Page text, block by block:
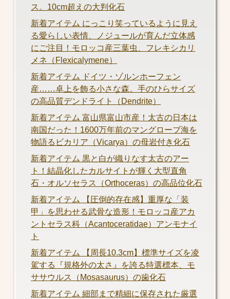
ス。10cm超えの大判化石
新着アイテム にっこり笑っているように見え
る愛らしい表情、ノジュールが育んだ立体感
にご注目！モロッコ産三葉虫、フレキシカリ
メネ（Flexicalymene）
新着アイテム ドイツ・ゾルンホーフェン
産……卓上を飾る小さな森。手のひらサイズ
の高品質デンドライト（Dendrite）
新着アイテム 富山県富山市産！太古の日本は
南国だった！1600万年前のマングローブ海を
物語るビカリア（Vicarya）の母岩付き化石
新着アイテム 黒と白が織りなす太古のアー
ト！結晶化したカルサイトが輝く大型直角
石・オルソセラス（Orthoceras）の高品位化石
新着アイテム 【圧倒的存在感】重厚な「装
甲」を思わせる武骨な造形！モロッコ産アカ
ントセラス科（Acantoceratidae）アンモナイ
ト
新着アイテム 【周長10.3cm】標準サイズを凌
駕する『規格外の太さ』を誇る特選標本、モ
ササウルス（Mosasaurus）の歯化石
新着アイテム 細部まで精細に保存された厳選